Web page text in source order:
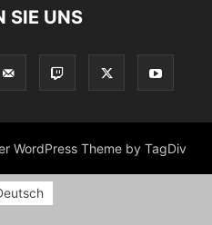
SIE UNS
WordPress Theme by TagDiv